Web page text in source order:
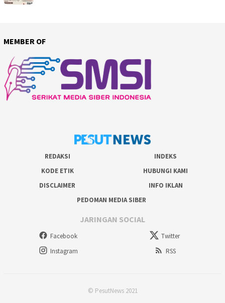
MEMBER OF
REDAKSI
INDEKS
KODE ETIK
HUBUNGI KAMI
DISCLAIMER
INFO IKLAN
PEDOMAN MEDIA SIBER
JARINGAN SOCIAL
Facebook
Twitter
Instagram
RSS
© PesutNews 2021